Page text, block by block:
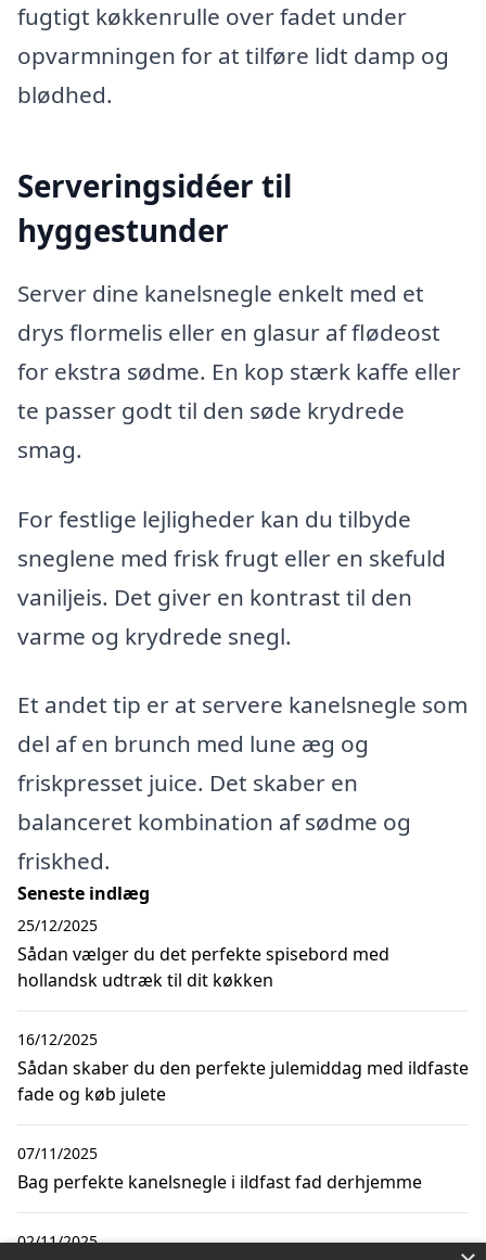
fugtigt køkkenrulle over fadet under
opvarmningen for at tilføre lidt damp og
blødhed.
Serveringsidéer til
hyggestunder
Server dine kanelsnegle enkelt med et
drys flormelis eller en glasur af flødeost
for ekstra sødme. En kop stærk kaffe eller
te passer godt til den søde krydrede
smag.
For festlige lejligheder kan du tilbyde
sneglene med frisk frugt eller en skefuld
vaniljeis. Det giver en kontrast til den
varme og krydrede snegl.
Et andet tip er at servere kanelsnegle som
del af en brunch med lune æg og
friskpresset juice. Det skaber en
balanceret kombination af sødme og
friskhed.
Seneste indlæg
Sådan vælger du det perfekte spisebord med
hollandsk udtræk til dit køkken
25/12/2025
Sådan skaber du den perfekte julemiddag med ildfaste
fade og køb julete
16/12/2025
Bag perfekte kanelsnegle i ildfast fad derhjemme
07/11/2025
02/11/2025